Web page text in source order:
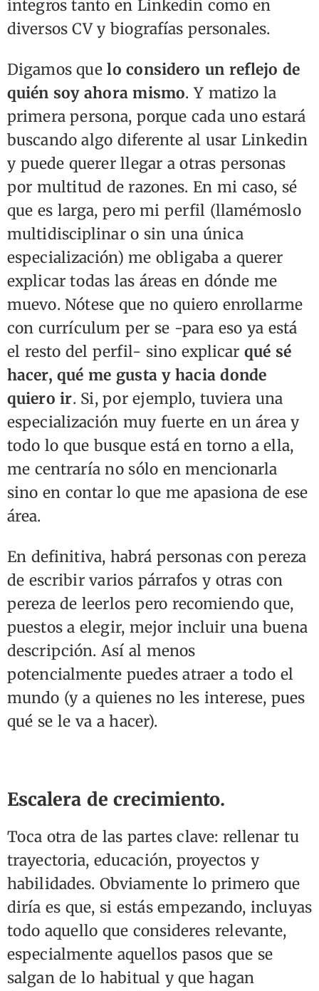
íntegros tanto en Linkedin como en
diversos CV y biografías personales.
Digamos quelo considero un reflejo de
quién soy ahora mismo. Y matizo la
primera persona, porque cada uno estará
buscando algo diferente al usar Linkedin
y puede querer llegar a otras personas
por multitud de razones. En mi caso, sé
que es larga, pero mi perfil (llamémoslo
multidisciplinar o sin una única
especialización) me obligaba a querer
explicar todas las áreas en dónde me
muevo. Nótese que no quiero enrollarme
con currículum per se -para eso ya está
el resto del perfil- sino explicarqué sé
hacer, qué me gusta y hacia donde
quiero ir. Si, por ejemplo, tuviera una
especialización muy fuerte en un área y
todo lo que busque está en torno a ella,
me centraría no sólo en mencionarla
sino en contar lo que me apasiona de ese
área.
En definitiva, habrá personas con pereza
de escribir varios párrafos y otras con
pereza de leerlos pero recomiendo que,
puestos a elegir, mejor incluir una buena
descripción. Así al menos
potencialmente puedes atraer a todo el
mundo (y a quienes no les interese, pues
qué se le va a hacer).
Escalera de crecimiento.
Toca otra de las partes clave: rellenar tu
trayectoria, educación, proyectos y
habilidades. Obviamente lo primero que
diría es que, si estás empezando, incluyas
todo aquello que consideres relevante,
especialmente aquellos pasos que se
salgan de lo habitual y que hagan